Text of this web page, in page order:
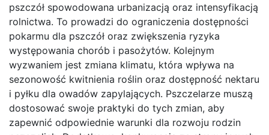
pszczół spowodowana urbanizacją oraz intensyfikacją
rolnictwa. To prowadzi do ograniczenia dostępności
pokarmu dla pszczół oraz zwiększenia ryzyka
występowania chorób i pasożytów. Kolejnym
wyzwaniem jest zmiana klimatu, która wpływa na
sezonowość kwitnienia roślin oraz dostępność nektaru
i pyłku dla owadów zapylających. Pszczelarze muszą
dostosować swoje praktyki do tych zmian, aby
zapewnić odpowiednie warunki dla rozwoju rodzin